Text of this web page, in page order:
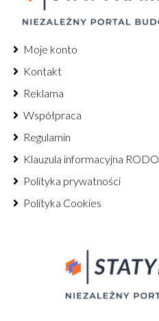
Moje konto
Kontakt
Reklama
Współpraca
Regulamin
Klauzula informacyjna RODO
Polityka prywatności
Polityka Cookies